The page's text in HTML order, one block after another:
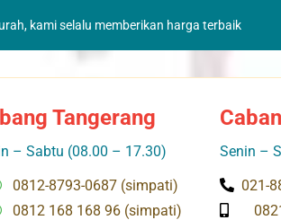
kami selalu memberikan harga terbaik
Tangerang
– Sabtu (08.00 – 17.30)
0812-8793-0687 (simpati)
0812 168 168 96 (simpati)
Senin –
021-